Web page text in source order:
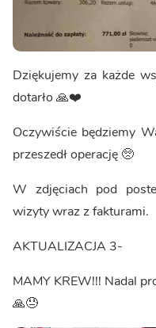
Dziękujemy za każde
dotarło 🙏❤️
Oczywiście będziemy
przeszedł operację 🥺
W zdjęciach pod
wizyty wraz z fakturami.
AKTUALIZACJA 3-
MAMY KREW!!! Nadal
🙏😓